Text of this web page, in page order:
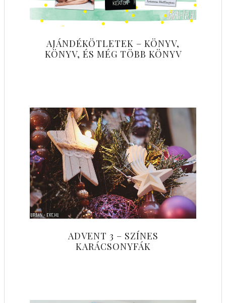
AJÁNDÉKÖTLETEK – KÖNYV,
KÖNYV, ÉS MÉG TÖBB KÖNYV
ADVENT 3 – SZÍNES
KARÁCSONYFÁK